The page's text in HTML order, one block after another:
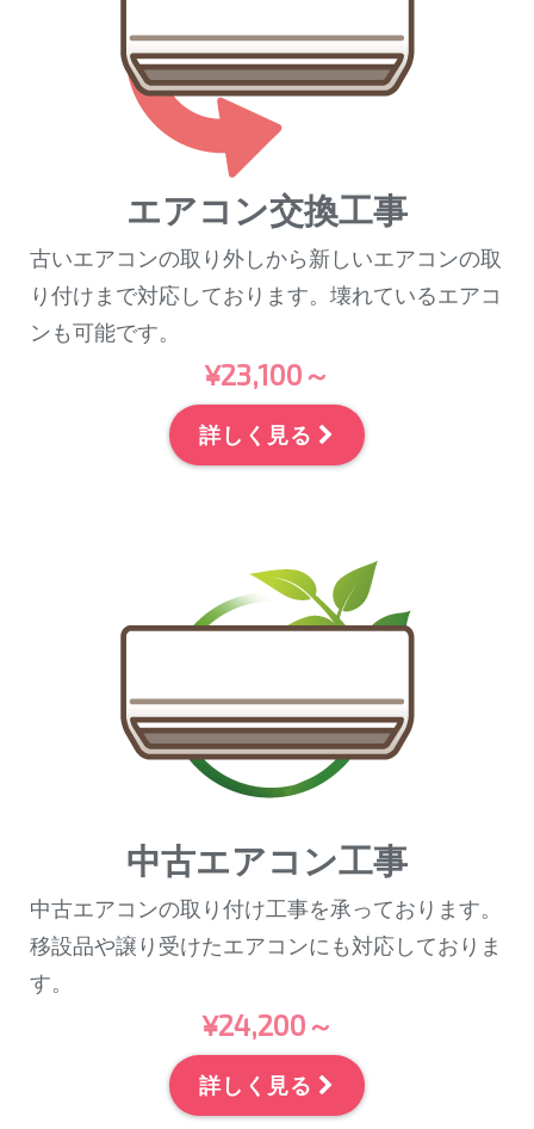
エアコン交換工事
古いエアコンの取り外しから新しいエアコンの取
り付けまで対応しております。壊れているエアコ
ンも可能です。
¥23,100～
詳しく見る
中古エアコン工事
中古エアコンの取り付け工事を承っております。
移設品や譲り受けたエアコンにも対応しておりま
す。
¥24,200～
詳しく見る